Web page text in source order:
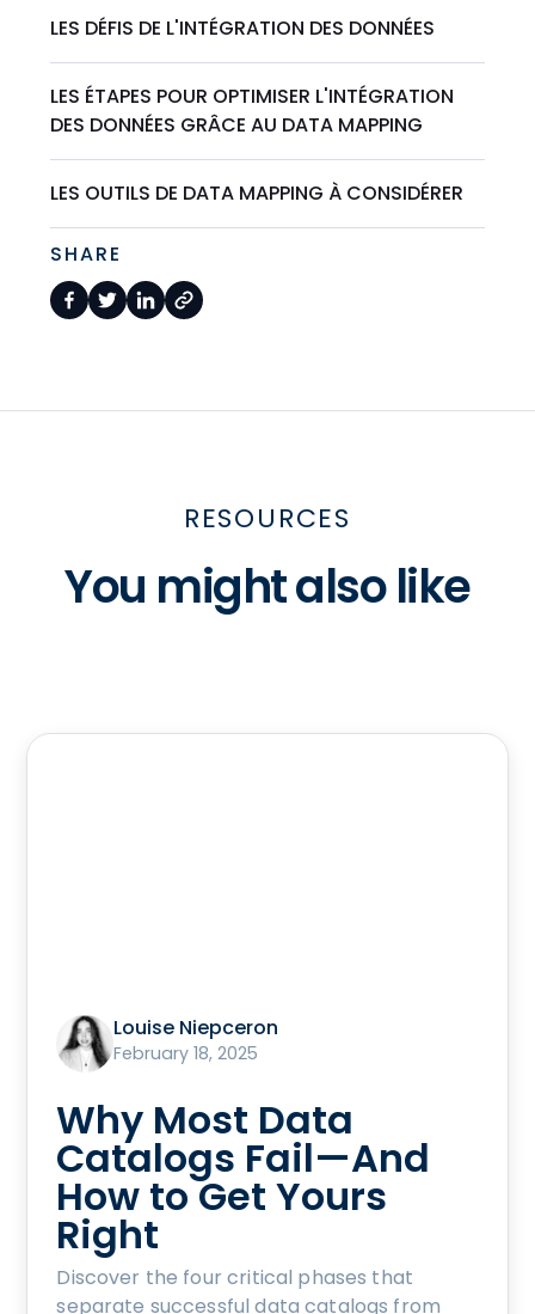
LES DÉFIS DE L'INTÉGRATION DES DONNÉES
LES ÉTAPES POUR OPTIMISER L'INTÉGRATION
DES DONNÉES GRÂCE AU DATA MAPPING
LES OUTILS DE DATA MAPPING À CONSIDÉRER
SHARE
RESOURCES
You might also like
Louise Niepceron
February 18, 2025
Why Most Data
Catalogs Fail—And
How to Get Yours
Right
Discover the four critical phases that
separate successful data catalogs from